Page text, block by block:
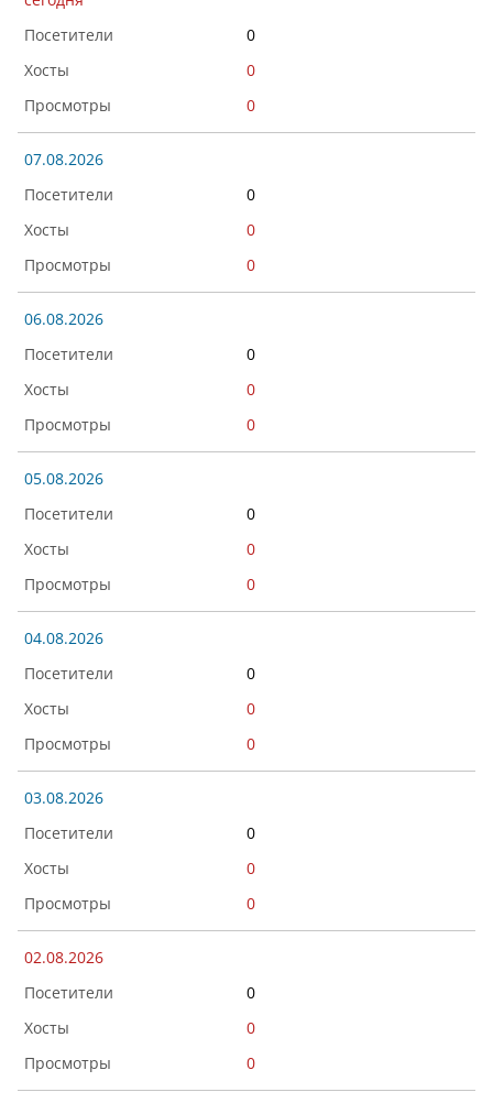
0
0
0
07.08.2026
0
0
0
06.08.2026
0
0
0
05.08.2026
0
0
0
04.08.2026
0
0
0
03.08.2026
0
0
0
02.08.2026
0
0
0